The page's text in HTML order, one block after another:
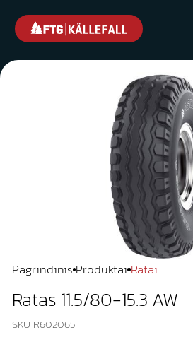
Pagrindinis ProduktaiRatai
Ratas 11.5/80-15.3 AW
SKU R602065